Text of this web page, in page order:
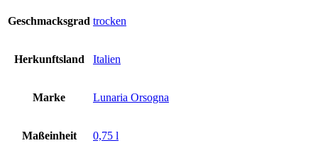
Geschmacksgrad trocken
Herkunftsland Italien
Marke Lunaria Orsogna
Maßeinheit 0,75 l